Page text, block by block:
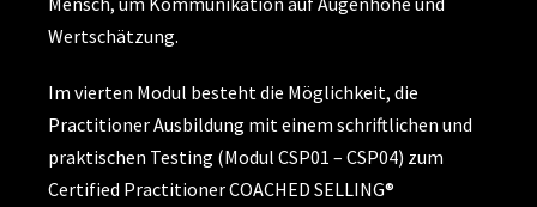
Wertschätzung.
Im vierten Modul besteht die Möglichkeit, die
Practitioner Ausbildung mit einem schriftlichen und
praktischen Testing (Modul CSP01 – CSP04) zum
Certified Practitioner COACHED SELLING®